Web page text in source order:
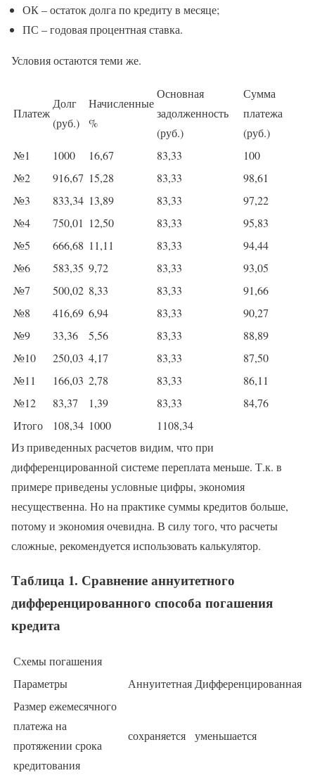
ОК – остаток долга по кредиту в месяце;
ПС – годовая процентная ставка.
Условия остаются теми же.
Платеж
Долг
(руб.)
Начисленные
%
Основная
задолженность
(руб.)
Сумма
платежа
(руб.)
№1
1000 16,67 83,33
100
№2
916,67 15,28 83,33
98,61
№3
833,34 13,89 83,33
97,22
№4
750,01 12,50 83,33
95,83
№5
666,68 11,11 83,33
94,44
№6
583,35 9,72 83,33
93,05
№7
500,02 8,33 83,33
91,66
№8
416,69 6,94 83,33
90,27
№9
33,36 5,56 83,33
88,89
№10
250,03 4,17 83,33
87,50
№11
166,03 2,78 83,33
86,11
№12
83,37 1,39 83,33
84,76
Итого
108,34 1000
1108,34
Из приведенных расчетов видим, что при
дифференцированной системе переплата меньше. Т.к. в
примере приведены условные цифры, экономия
несущественна. Но на практике суммы кредитов больше,
потому и экономия очевидна. В силу того, что расчеты
сложные, рекомендуется использовать калькулятор.
Таблица 1. Сравнение аннуитетного
дифференцированного способа погашения
кредита
Схемы погашения
Параметры
АннуитетнаяДифференцированная
Размер ежемесячного
платежа на
протяжении срока
кредитования
сохраняется уменьшается